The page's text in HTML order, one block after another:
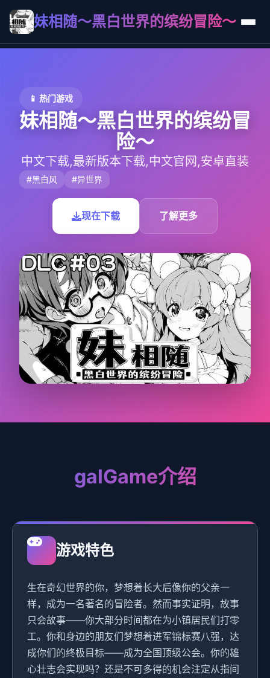
妹相随～黑白世界的缤纷冒险～
📱 热门游戏
妹相随～黑白世界的缤纷冒
险～
中文下载,最新版本下载,中文官网,安卓直装
#黑白风 #异世界
现在下载 了解更多
galGame介绍
游戏特色
生在奇幻世界的你，梦想着长大后像你的父亲一
样，成为一名著名的冒险者。然而事实证明，故事
只会故事——你大部分时间都在为小镇居民们打零
工。你和身边的朋友们梦想着进军锦标赛八强，达
成你们的终极目标——成为全国顶级公会。你的雄
心壮志会实现吗？还是不可多得的机会注定从指间